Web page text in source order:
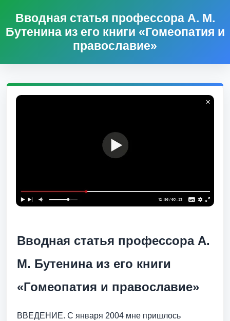
Вводная статья профессора А. М.
Бутенина из его книги «Гомеопатия и
православие»
Вводная статья профессора А.
М. Бутенина из его книги
«Гомеопатия и православие»
ВВЕДЕНИЕ. С января 2004 мне пришлось